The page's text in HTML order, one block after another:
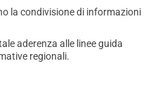
la condivisione di informazioni
aderenza alle linee guida
regionali.